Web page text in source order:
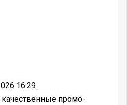
16:29
промо-